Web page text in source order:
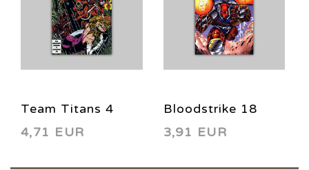
Team Titans 4
1992
4,71 EUR
Bloodstrike 18
1994
3,91 EUR